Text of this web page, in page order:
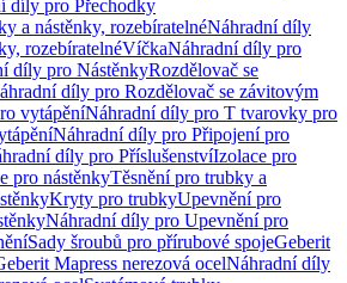
díly pro Přechodky
a nástěnky, rozebíratelnéNáhradní díly
rozebíratelnéVíčkaNáhradní díly pro
díly pro NástěnkyRozdělovač se
díly pro Rozdělovač se závitovým
vytápěníNáhradní díly pro T tvarovky pro
Náhradní díly pro Připojení pro
díly pro PříslušenstvíIzolace pro
pro nástěnkyTěsnění pro trubky a
Kryty pro trubkyUpevnění pro
Náhradní díly pro Upevnění pro
Sady šroubů pro přírubové spojeGeberit
Mapress nerezová ocelNáhradní díly